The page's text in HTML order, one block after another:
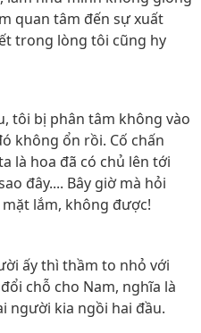
quan tâm đến sự xuất
trong lòng tôi cũng hy
tôi bị phân tâm không vào
không ổn rồi. Cố chấn
là hoa đã có chủ lên tới
đây.... Bây giờ mà hỏi
lắm, không được!
ấy thì thầm to nhỏ với
chỗ cho Nam, nghĩa là
người kia ngồi hai đầu.